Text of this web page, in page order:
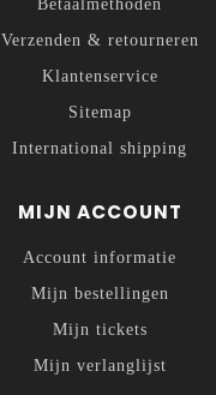
Betaalmethoden
Verzenden & retourneren
Klantenservice
Sitemap
International shipping
MIJN ACCOUNT
Account informatie
Mijn bestellingen
Mijn tickets
Mijn verlanglijst